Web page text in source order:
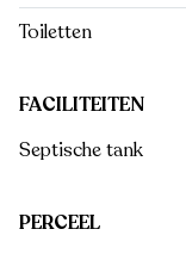
Toiletten
FACILITEITEN
Septische tank
PERCEEL